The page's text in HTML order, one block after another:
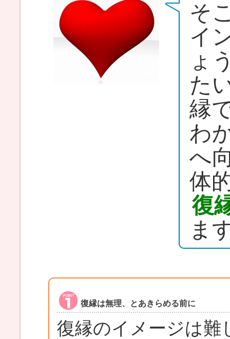
そ
イ
ょ
た
縁
わ
へ
体
復
ま
復縁は無理、とあきらめる前に
復縁のイメージは難